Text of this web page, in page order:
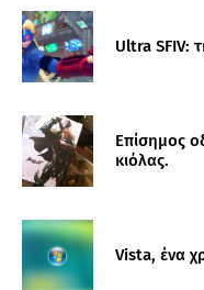
Ultra SFIV:
Επίσημος
κιόλας.
Vista, ένα